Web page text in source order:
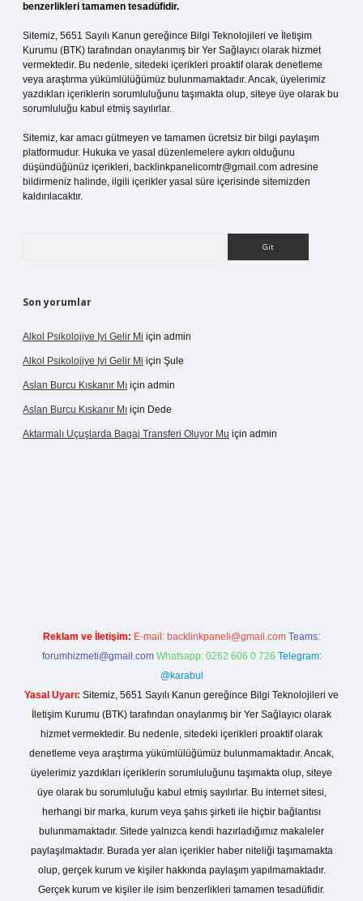
benzerlikleri tamamen tesadüfidir.
Sitemiz, 5651 Sayılı Kanun gereğince Bilgi Teknolojileri ve İletişim
Kurumu (BTK) tarafından onaylanmış bir Yer Sağlayıcı olarak hizmet
vermektedir. Bu nedenle, sitedeki içerikleri proaktif olarak denetleme
veya araştırma yükümlülüğümüz bulunmamaktadır. Ancak, üyelerimiz
yazdıkları içeriklerin sorumluluğunu taşımakta olup, siteye üye olarak bu
sorumluluğu kabul etmiş sayılırlar.
Sitemiz, kar amacı gütmeyen ve tamamen ücretsiz bir bilgi paylaşım
platformudur. Hukuka ve yasal düzenlemelere aykırı olduğunu
düşündüğünüz içerikleri, backlinkpanelicomtr@gmail.com adresine
bildirmeniz halinde, ilgili içerikler yasal süre içerisinde sitemizden
kaldırılacaktır.
Son yorumlar
Alkol Psikolojiye Iyi Gelir Mi için admin
Alkol Psikolojiye Iyi Gelir Mi için Şule
Aslan Burcu Kıskanır Mı için admin
Aslan Burcu Kıskanır Mı için Dede
Aktarmalı Uçuşlarda Bagaj Transferi Oluyor Mu için admin
Reklam ve İletişim: E-mail: backlinkpaneli@gmail.com Teams:
forumhizmeti@gmail.com Whatsapp: 0262 606 0 726 Telegram:
@karabul
Yasal Uyarı: Sitemiz, 5651 Sayılı Kanun gereğince Bilgi Teknolojileri ve
İletişim Kurumu (BTK) tarafından onaylanmış bir Yer Sağlayıcı olarak
hizmet vermektedir. Bu nedenle, sitedeki içerikleri proaktif olarak
denetleme veya araştırma yükümlülüğümüz bulunmamaktadır. Ancak,
üyelerimiz yazdıkları içeriklerin sorumluluğunu taşımakta olup, siteye
üye olarak bu sorumluluğu kabul etmiş sayılırlar. Bu internet sitesi,
herhangi bir marka, kurum veya şahıs şirketi ile hiçbir bağlantısı
bulunmamaktadır. Sitede yalnızca kendi hazırladığımız makaleler
paylaşılmaktadır. Burada yer alan içerikler haber niteliği taşımamakta
olup, gerçek kurum ve kişiler hakkında paylaşım yapılmamaktadır.
Gerçek kurum ve kişiler ile isim benzerlikleri tamamen tesadüfidir.